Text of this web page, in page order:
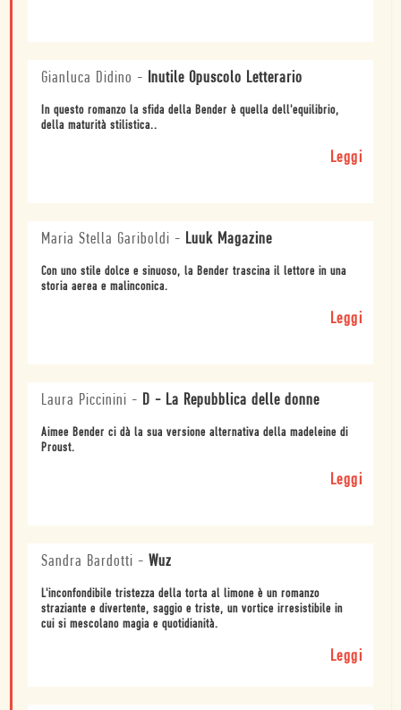
Gianluca Didino - Inutile Opuscolo Letterario
In questo romanzo la sfida della Bender è quella dell'equilibrio,
della maturità stilistica..
Leggi
Maria Stella Gariboldi - Luuk Magazine
Con uno stile dolce e sinuoso, la Bender trascina il lettore in una
storia aerea e malinconica.
Leggi
Laura Piccinini - D - La Repubblica delle donne
Aimee Bender ci dà la sua versione alternativa della madeleine di
Proust.
Leggi
Sandra Bardotti - Wuz
L'inconfondibile tristezza della torta al limone è un romanzo
straziante e divertente, saggio e triste, un vortice irresistibile in
cui si mescolano magia e quotidianità.
Leggi